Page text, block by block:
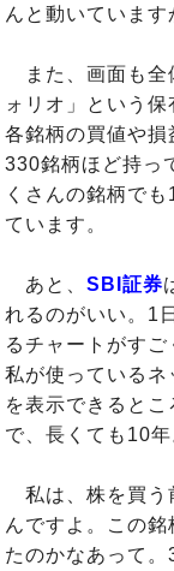
んと動いています
また、画面も全
ォリオ」という保
各銘柄の買値や
330銘柄ほど持っ
くさんの銘柄で
ています。
あと、SBI証券
れるのがいい。1
るチャートがすご
私が使っているネ
を表示できると
で、長くても10年
私は、株を買う
んですよ。この
たのかなあって